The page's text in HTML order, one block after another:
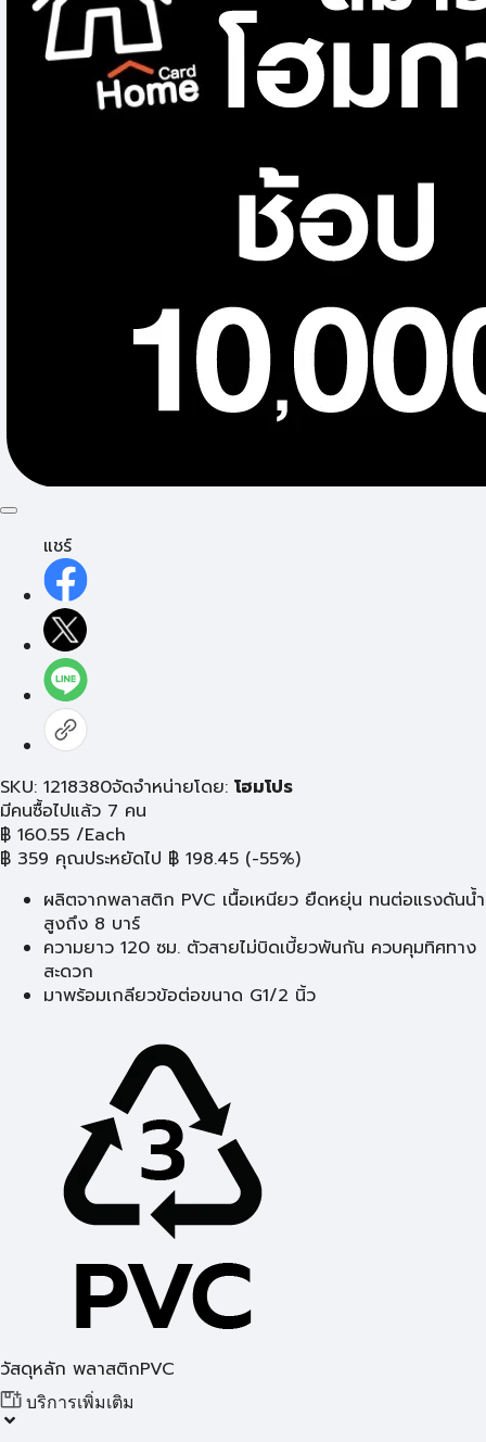
แชร์
SKU: 1218380จัดจำหน่ายโดย: โฮมโปร
มีคนซื้อไปแล้ว 7 คน
฿ 160.55 /Each
฿ 359 คุณประหยัดไป ฿ 198.45 (-55%)
ผลิตจากพลาสติก PVC เนื้อเหนียว ยืดหยุ่น ทนต่อแรงดันน้ำ
สูงถึง 8 บาร์
ความยาว 120 ซม. ตัวสายไม่บิดเบี้ยวพันกัน ควบคุมทิศทาง
สะดวก
มาพร้อมเกลียวข้อต่อขนาด G1/2 นิ้ว
วัสดุหลัก พลาสติกPVC
บริการเพิ่มเติม